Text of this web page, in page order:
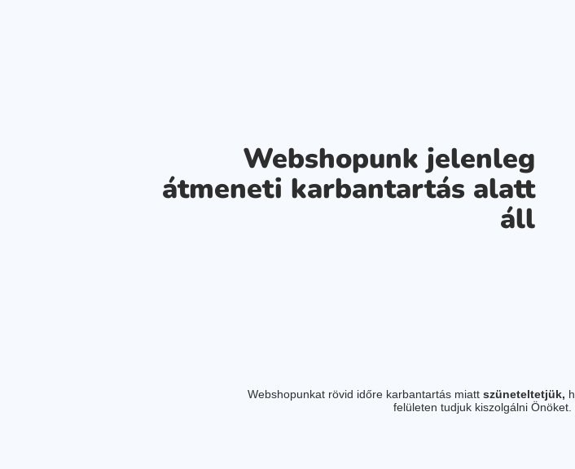
Webshopunk jelenleg
átmeneti karbantartás alatt
áll
Webshopunkat rövid időre karbantartás miatt szüneteltetjük,
felületen tudjuk kiszolgálni Önöket.